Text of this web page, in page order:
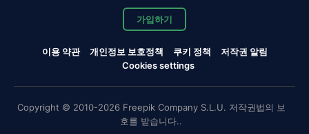
가입하기
이용 약관 개인정보 보호정책 쿠키 정책
저작권 알림
Cookies settings
Copyright © 2010-2026 Freepik Company S.L.U. 저작권법의 보
호를 받습니다..